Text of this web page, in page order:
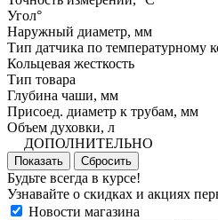
Угол°
Наружный диаметр, мм
Тип датчика по температурному
Кольцевая жесткость
Тип товара
Глубина чаши, мм
Присоед. диаметр к трубам, мм
Объем духовки, л
ДОПОЛНИТЕЛЬНО
Показать Сбросить
Будьте всегда в курсе!
Узнавайте о скидках и акциях
Новости магазина